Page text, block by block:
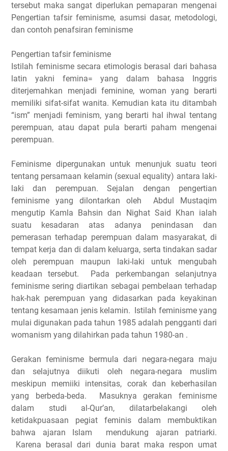
tersebut maka sangat diperlukan pemaparan mengenai
Pengertian tafsir feminisme, asumsi dasar, metodologi,
dan contoh penafsiran feminisme
Pengertian tafsir feminisme
Istilah feminisme secara etimologis berasal dari bahasa
latin yakni femina= yang dalam bahasa Inggris
diterjemahkan menjadi feminine, woman yang berarti
memiliki sifat-sifat wanita. Kemudian kata itu ditambah
“ism” menjadi feminism, yang berarti hal ihwal tentang
perempuan, atau dapat pula berarti paham mengenai
perempuan.
Feminisme dipergunakan untuk menunjuk suatu teori
tentang persamaan kelamin (sexual equality) antara laki-
laki dan perempuan. Sejalan dengan pengertian
feminisme yang dilontarkan oleh Abdul Mustaqim
mengutip Kamla Bahsin dan Nighat Said Khan ialah
suatu kesadaran atas adanya penindasan dan
pemerasan terhadap perempuan dalam masyarakat, di
tempat kerja dan di dalam keluarga, serta tindakan sadar
oleh perempuan maupun laki-laki untuk mengubah
keadaan tersebut. Pada perkembangan selanjutnya
feminisme sering diartikan sebagai pembelaan terhadap
hak-hak perempuan yang didasarkan pada keyakinan
tentang kesamaan jenis kelamin. Istilah feminisme yang
mulai digunakan pada tahun 1985 adalah pengganti dari
womanism yang dilahirkan pada tahun 1980-an .
Gerakan feminisme bermula dari negara-negara maju
dan selajutnya diikuti oleh negara-negara muslim
meskipun memiiki intensitas, corak dan keberhasilan
yang berbeda-beda. Masuknya gerakan feminisme
dalam studi al-Qur’an, dilatarbelakangi oleh
ketidakpuasaan pegiat feminis dalam membuktikan
bahwa ajaran Islam mendukung ajaran patriarki.
Karena berasal dari dunia barat maka respon umat